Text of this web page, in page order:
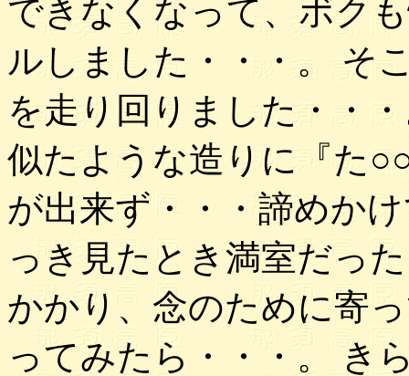
できなくなって、ボク
ルしました・・・。 そ
を走り回りました・・
似たような造りに『た
が出来ず・・・諦めか
っき見たとき満室だっ
かかり、念のために寄
ってみたら・・・。 き